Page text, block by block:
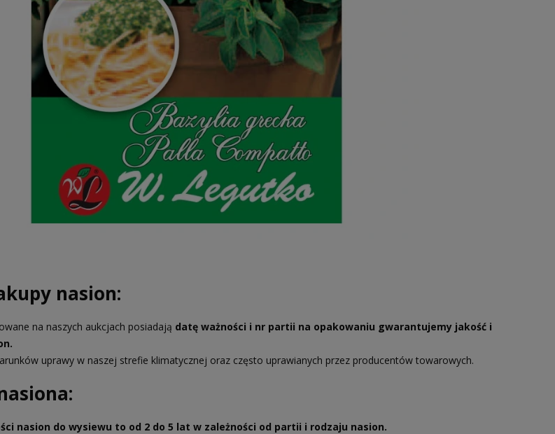
nasion:
na naszych aukcjach posiadają datę ważności i nr partii na opakowaniu gwarantujemy jakość i
uprawy w naszej strefie klimatycznej oraz często uprawianych przez producentów towarowych.
nasion do wysiewu to od 2 do 5 lat w zależności od partii i rodzaju nasion.